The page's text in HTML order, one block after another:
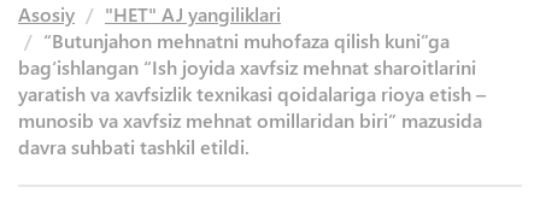
Asosiy
"HET" AJ yangiliklari
“Butunjahon mehnatni muhofaza qilish kuni”ga
bag‘ishlangan “Ish joyida xavfsiz mehnat sharoitlarini
yaratish va xavfsizlik texnikasi qoidalariga rioya etish –
munosib va xavfsiz mehnat omillaridan biri” mazusida
davra suhbati tashkil etildi.